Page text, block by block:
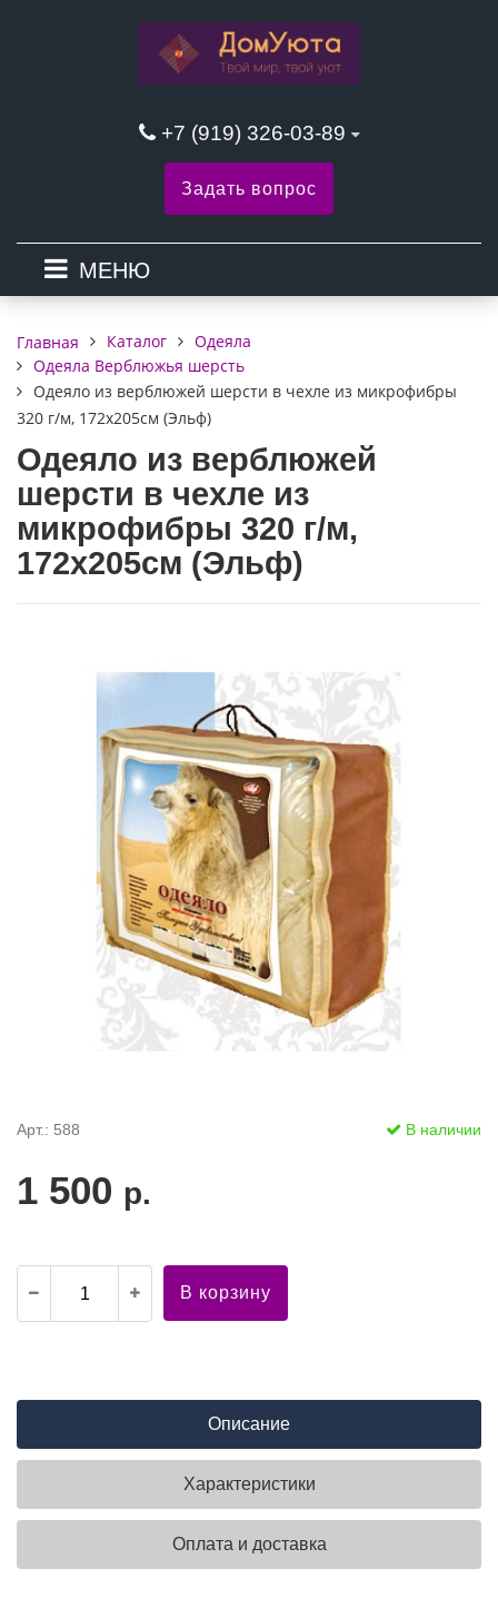
+7 (919) 326-03-89
Задать вопрос
МЕНЮ
Главная Каталог
Одеяла
Одеяла Верблюжья шерсть
Одеяло из верблюжей шерсти в чехле из микрофибры
320 г/м, 172х205см (Эльф)
Одеяло из верблюжей
шерсти в чехле из
микрофибры 320 г/м,
172х205см (Эльф)
Арт.: 588 В наличии
1 500 р.
В корзину
Описание
Характеристики
Оплата и доставка